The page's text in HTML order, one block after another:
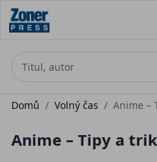
Domů / Volný čas / Anime –
Anime – Tipy a